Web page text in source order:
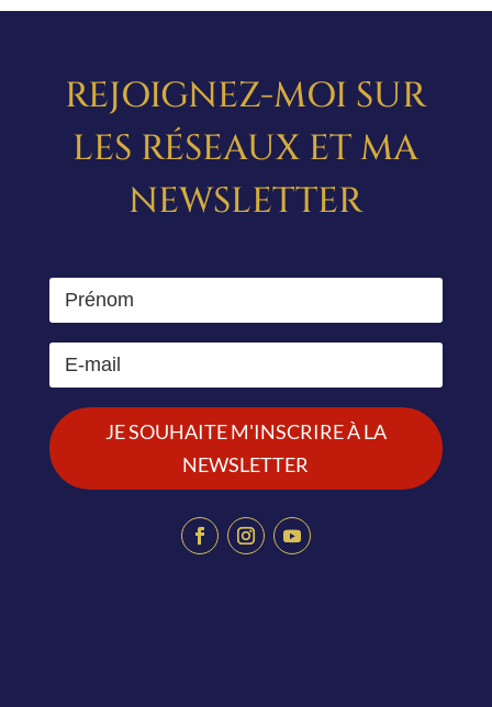
REJOIGNEZ-MOI SUR
LES RÉSEAUX ET MA
NEWSLETTER
JE SOUHAITE M'INSCRIRE À LA
NEWSLETTER